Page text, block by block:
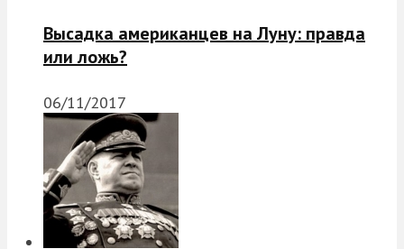
Высадка американцев на Луну: правда
или ложь?
06/11/2017